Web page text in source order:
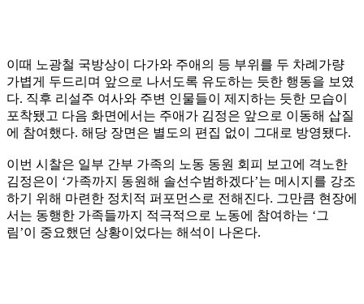
이때 노광철 국방상이 다가와 주애의 등 부위를 두 차례가량
가볍게 두드리며 앞으로 나서도록 유도하는 듯한 행동을 보였
다. 직후 리설주 여사와 주변 인물들이 제지하는 듯한 모습이
포착됐고 다음 화면에서는 주애가 김정은 앞으로 이동해 삽질
에 참여했다. 해당 장면은 별도의 편집 없이 그대로 방영됐다.
이번 시찰은 일부 간부 가족의 노동 동원 회피 보고에 격노한
김정은이 ‘가족까지 동원해 솔선수범하겠다’는 메시지를 강조
하기 위해 마련한 정치적 퍼포먼스로 전해진다. 그만큼 현장에
서는 동행한 가족들까지 적극적으로 노동에 참여하는 ‘그
림’이 중요했던 상황이었다는 해석이 나온다.